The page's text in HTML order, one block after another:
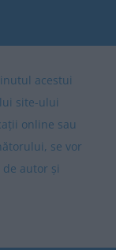
acestui
site-ului
online sau
se vor
autor și